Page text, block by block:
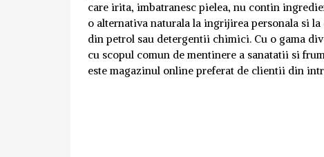
care irita, imbatranesc pielea, nu contin
o alternativa naturala la ingrijirea personala si
din petrol sau detergentii chimici. Cu o gama
cu scopul comun de mentinere a sanatatii si
este magazinul online preferat de clientii din